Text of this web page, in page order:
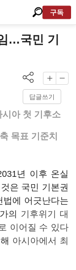
구독
…국민 기
답글쓰기
아 첫 기후소
목표 기준치
년 이후 온실
은 국민 기본권
에 어긋난다는
의 기후위기 대
이어질 수 있다
아시아에서 최